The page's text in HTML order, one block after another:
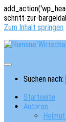
schritt-zur-
Zum Inhalt springen
Suchen nach:
Startseite
Autoren